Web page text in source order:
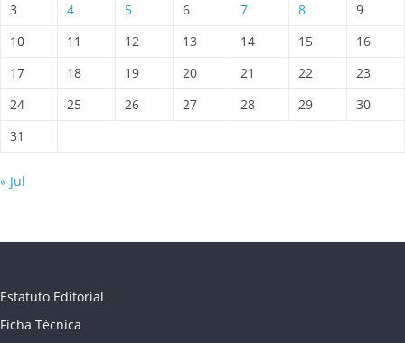
3
4 5 6 7 8
9
10
11 12 13 14 15
16
17
18 19 20 21 22
23
24
25 26 27 28 29
30
31
« Jul
Estatuto Editorial
Ficha Técnica